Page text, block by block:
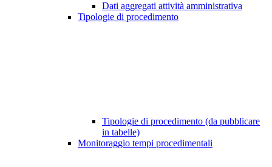
Dati aggregati attività amministrativa
Tipologie di procedimento
Tipologie di procedimento (da pubblicare
in tabelle)
Monitoraggio tempi procedimentali